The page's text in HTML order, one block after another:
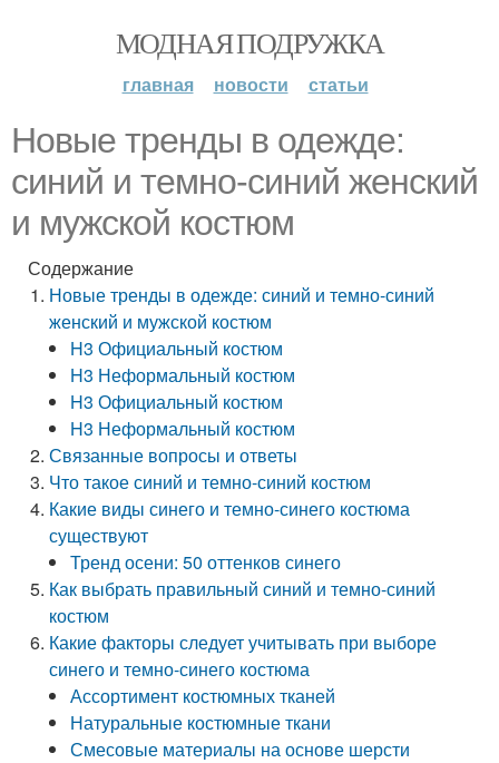
МОДНАЯ ПОДРУЖКА
главная новости статьи
Новые тренды в одежде:
синий и темно-синий женский
и мужской костюм
Содержание
Новые тренды в одежде: синий и темно-синий
женский и мужской костюм
H3 Официальный костюм
H3 Неформальный костюм
H3 Официальный костюм
H3 Неформальный костюм
Связанные вопросы и ответы
Что такое синий и темно-синий костюм
Какие виды синего и темно-синего костюма
существуют
Тренд осени: 50 оттенков синего
Как выбрать правильный синий и темно-синий
костюм
Какие факторы следует учитывать при выборе
синего и темно-синего костюма
Ассортимент костюмных тканей
Натуральные костюмные ткани
Смесовые материалы на основе шерсти